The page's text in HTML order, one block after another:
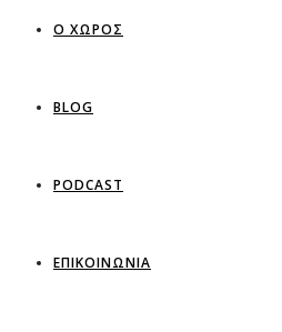
Ο ΧΩΡΟΣ
BLOG
PODCAST
ΕΠΙΚΟΙΝΩΝΙΑ